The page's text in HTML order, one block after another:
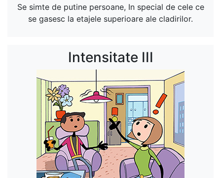
Se simte de putine persoane, In special de cele ce
se gasesc la etajele superioare ale cladirilor.
Intensitate III